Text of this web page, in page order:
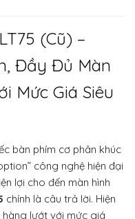
(Cũ) –
Đầy Đủ Màn
Mức Giá Siêu
bàn phím cơ phân khúc
công nghệ hiện đại
lợi cho đến màn hình
chính là câu trả lời. Hiện
lướt với mức giá